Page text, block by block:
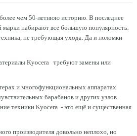
чем 50-летнюю историю. В последнее
набирают все большую популярность.
не требующая ухода. Да и поломки
Kyocera требуют замены или
и многофункциональных аппаратах
барабанов и других узлов.
техники Kyocera - это ещё и существенная
производителя довольно неплохо, но